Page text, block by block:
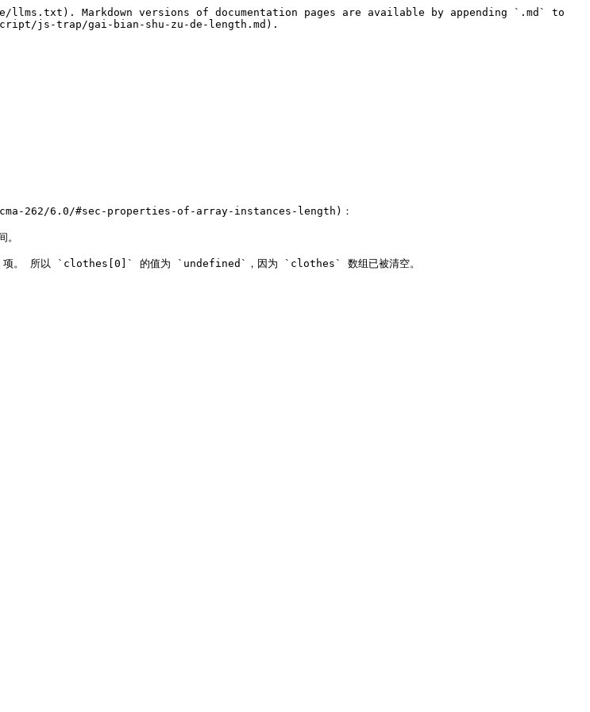
Markdown versions of documentation pages are available by appending `.md` to
js-trap/gai-bian-shu-zu-de-length.md).
262/6.0/#sec-properties-of-array-instances-length)：